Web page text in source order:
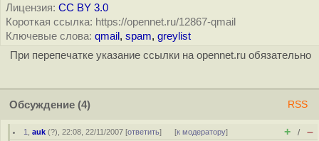
Лицензия: CC BY 3.0
Короткая ссылка: https://opennet.ru/12867-qmail
Ключевые слова: qmail , spam, greylist
При перепечатке указание ссылки на opennet.ru обязательно
Обсуждение (4) RSS
1 ,auk (?), 22:08, 22/11/2007 [ответить] [к модератору] + / –